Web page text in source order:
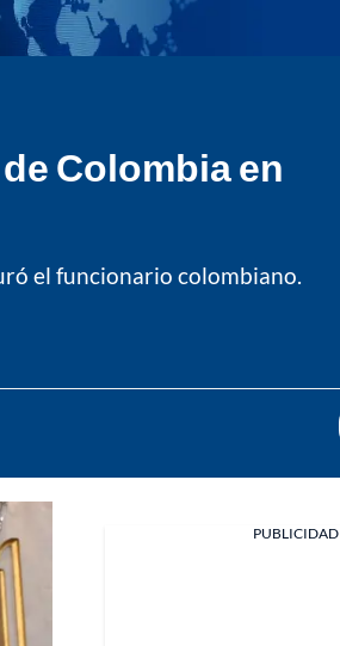
Colombia en
el funcionario colombiano.
PUBLICIDAD